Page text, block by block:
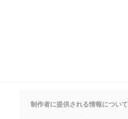
制作者に提供される情報について